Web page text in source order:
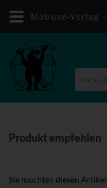
Produkt empfehlen
Sie möchten diesen